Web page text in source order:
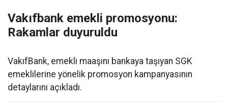
Vakıfbank emekli promosyonu:
Rakamlar duyuruldu
VakıfBank, emekli maaşını bankaya taşıyan SGK
emeklilerine yönelik promosyon kampanyasının
detaylarını açıkladı.